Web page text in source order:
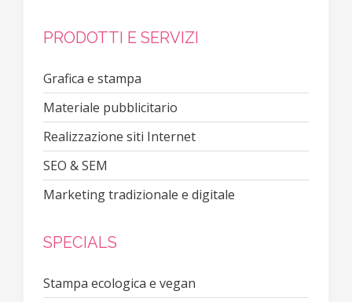
PRODOTTI E SERVIZI
Grafica e stampa
Materiale pubblicitario
Realizzazione siti Internet
SEO & SEM
Marketing tradizionale e digitale
SPECIALS
Stampa ecologica e vegan